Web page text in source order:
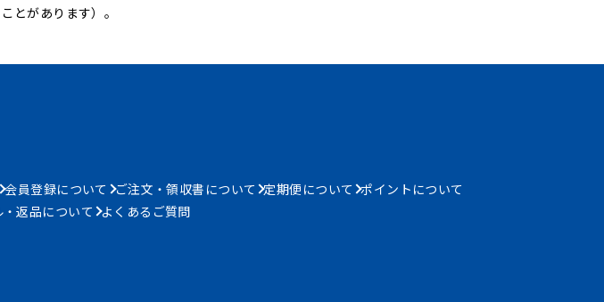
とがあります）。
会員登録について ご注文・領収書について 定期便について ポイントについて
返品について よくあるご質問